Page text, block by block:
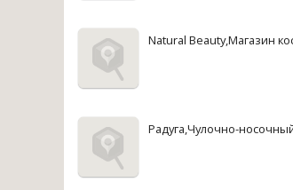
Natural Beauty,Магазин
Радуга,Чулочно-